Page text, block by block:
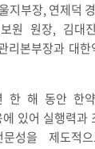
지부장, 연제덕
원 원장, 김대
리본부장과 대
한 해 동안 한
있어 실행력과
성을 제도적